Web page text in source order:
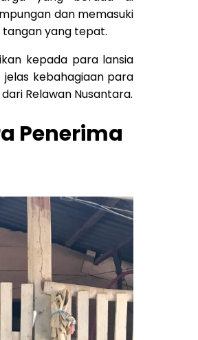
dan memasuki
yang tepat.
kepada para lansia
kebahagiaan para
Relawan Nusantara.
Penerima